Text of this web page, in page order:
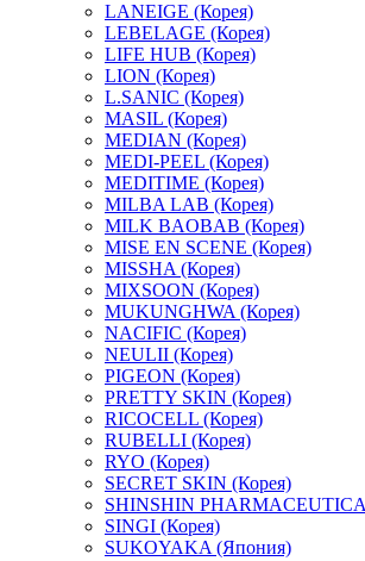
LANEIGE (Корея)
LEBELAGE (Корея)
LIFE HUB (Корея)
LION (Корея)
L.SANIC (Корея)
MASIL (Корея)
MEDIAN (Корея)
MEDI-PEEL (Корея)
MEDITIME (Корея)
MILBA LAB (Корея)
MILK BAOBAB (Корея)
MISE EN SCENE (Корея)
MISSHA (Корея)
MIXSOON (Корея)
MUKUNGHWA (Корея)
NACIFIC (Корея)
NEULII (Корея)
PIGEON (Корея)
PRETTY SKIN (Корея)
RICOCELL (Корея)
RUBELLI (Корея)
RYO (Корея)
SECRET SKIN (Корея)
SHINSHIN
SINGI (Корея)
SUKOYAKA (Япония)